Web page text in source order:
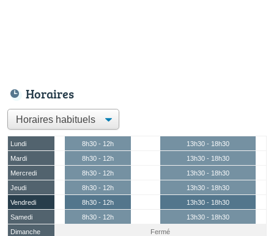
Horaires
Lundi 8h30 - 12h
13h30 - 18h30
Mardi
8h30 - 12h
13h30 - 18h30
Mercredi
8h30 - 12h
13h30 - 18h30
Jeudi
8h30 - 12h
13h30 - 18h30
Vendredi
8h30 - 12h
13h30 - 18h30
Samedi
8h30 - 12h
13h30 - 18h30
Dimanche
Fermé